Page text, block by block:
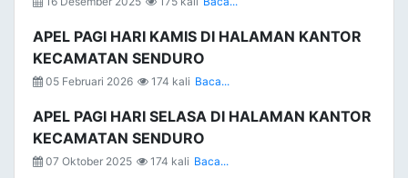
APEL PAGI HARI KAMIS DI HALAMAN KANTOR
KECAMATAN SENDURO
05 Februari 2026 174 kali Baca...
APEL PAGI HARI SELASA DI HALAMAN KANTOR
KECAMATAN SENDURO
07 Oktober 2025 174 kali Baca...